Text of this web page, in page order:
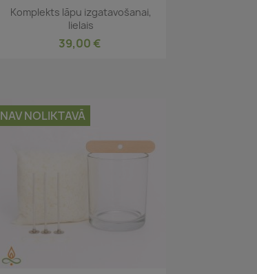
 Īss ieskats
Komplekts lāpu izgatavošanai,
lielais
39,00 €
NAV NOLIKTAVĀ